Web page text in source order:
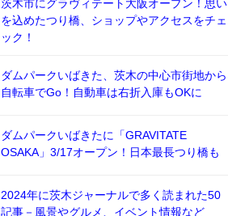
茨木市にグラヴィテート大阪オープン！思い
を込めたつり橋、ショップやアクセスをチェ
ック！
ダムパークいばきた、茨木の中心市街地から
自転車でGo！自動車は右折入庫もOKに
ダムパークいばきたに「GRAVITATE
OSAKA」3/17オープン！日本最長つり橋も
2024年に茨木ジャーナルで多く読まれた50
記事－風景やグルメ、イベント情報など